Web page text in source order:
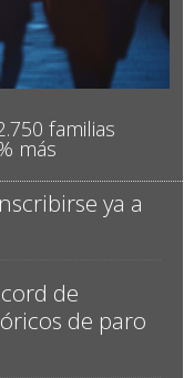
familias
más
ya a
de
de paro